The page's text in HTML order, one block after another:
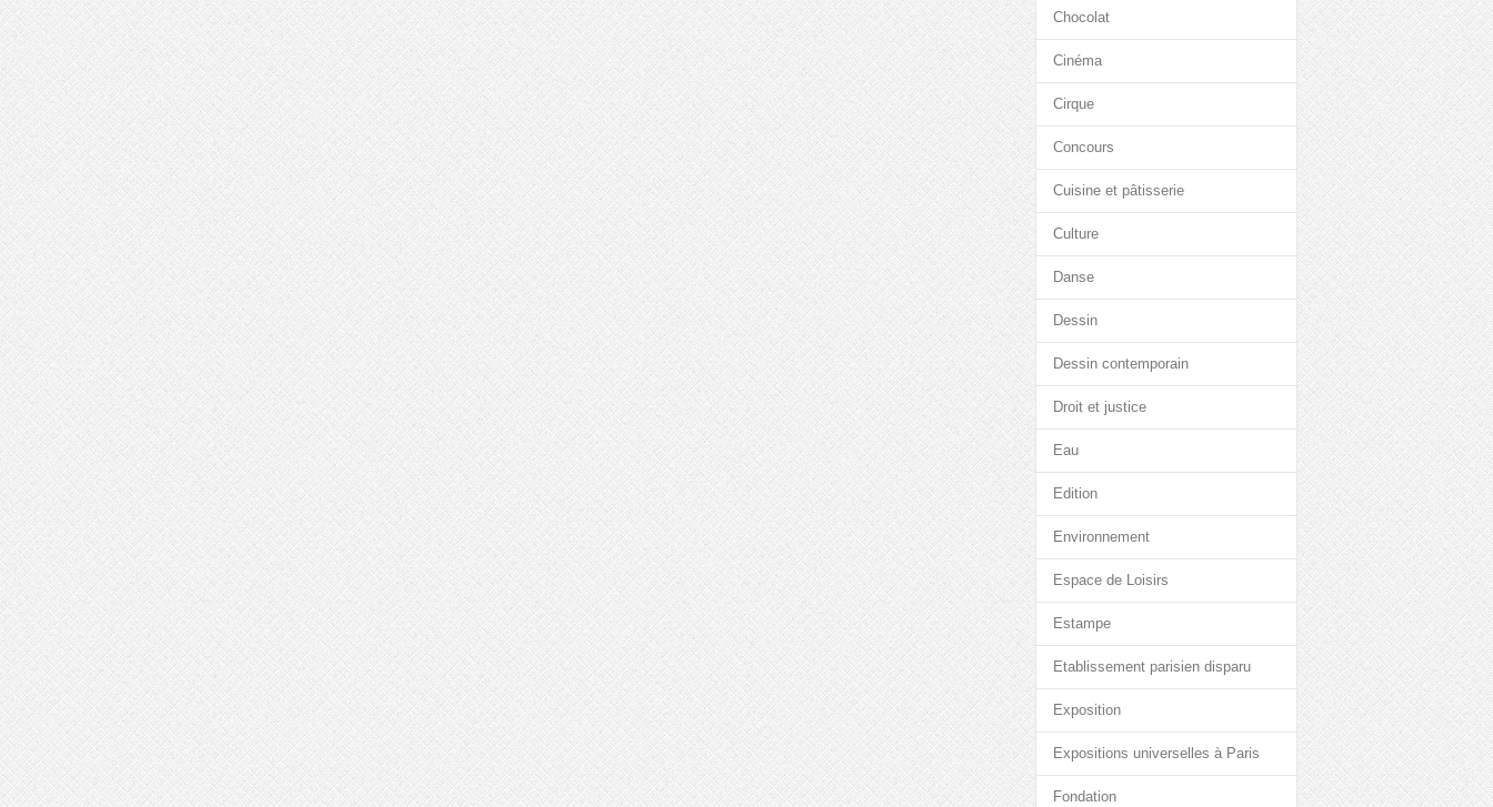
Chocolat
Cinéma
Cirque
Concours
Cuisine et pâtisserie
Culture
Danse
Dessin
Dessin contemporain
Droit et justice
Eau
Edition
Environnement
Espace de Loisirs
Estampe
Etablissement parisien disparu
Exposition
Expositions universelles à Paris
Fondation